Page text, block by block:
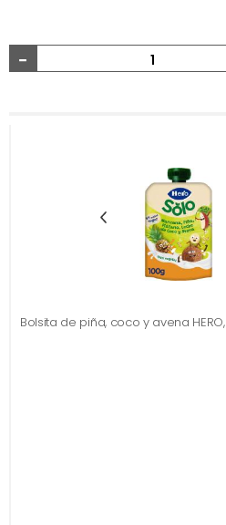
-
Bolsita de piña, coco y avena